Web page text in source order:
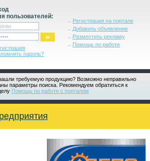
пользователей:
пароль?
Регистрация на портале
Добавить объявление
Разместить рекламу
Помощь по работе
требуемую продукцию? Возможно неправильно
параметры поиска. Рекомендуем обратиться к
Помощь по работе с порталом